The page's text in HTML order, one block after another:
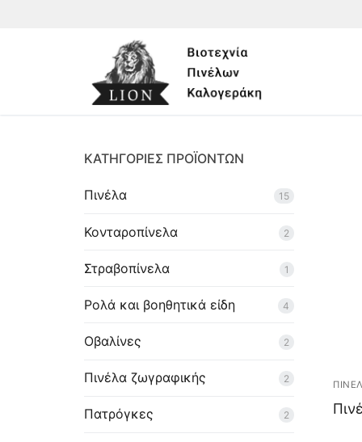
Search
ΚΑΤΗΓΟΡΙΕΣ ΠΡΟΪΟΝΤΩΝ
Πινέλα 15
Κονταροπίνελα 2
Στραβοπίνελα 1
Ρολά και βοηθητικά είδη 4
Οβαλίνες 2
Πινέλα ζωγραφικής 2
Πατρόγκες 2